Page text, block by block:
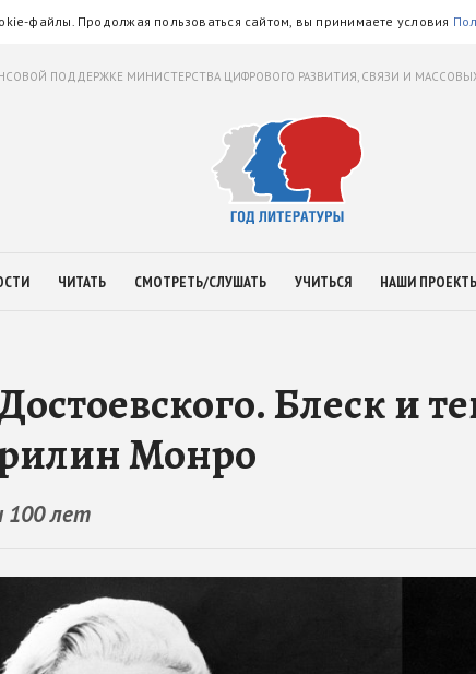
файлы. Продолжая пользоваться сайтом, вы принимаете условия
ПОДДЕРЖКЕ МИНИСТЕРСТВА ЦИФРОВОГО РАЗВИТИЯ, СВЯЗИ И
ЧИТАТЬ СМОТРЕТЬ/СЛУШАТЬ УЧИТЬСЯ НАШИ
Блеск и
Монро
100 лет